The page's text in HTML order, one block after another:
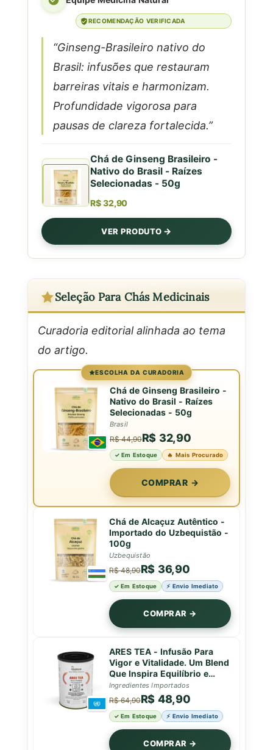
RECOMENDAÇÃO VERIFICADA
“Ginseng-Brasileiro nativo do
Brasil: infusões que restauram
barreiras vitais e harmonizam.
Profundidade vigorosa para
pausas de clareza fortalecida.”
Chá de Ginseng Brasileiro -
Nativo do Brasil - Raízes
Selecionadas - 50g
R$ 32,90
VER PRODUTO
Seleção Para Chás Medicinais
Curadoria editorial alinhada ao tema
do artigo.
ESCOLHA DA CURADORIA
Chá de Ginseng Brasileiro -
Nativo do Brasil - Raízes
Selecionadas - 50g
Brasil
R$ 44,90R$ 32,90
✓ Em Estoque 🔥 Mais Procurado
COMPRAR →
Chá de Alcaçuz Autêntico -
Importado do Uzbequistão -
100g
Uzbequistão
R$ 48,90R$ 36,90
✓ Em Estoque ⚡ Envio Imediato
COMPRAR →
ARES TEA - Infusão Para
Vigor e Vitalidade. Um Blend
Que Inspira Equilíbrio e
Força em Cada Gole - Lata -
50g
Ingredientes Importados
R$ 64,90R$ 48,90
✓ Em Estoque ⚡ Envio Imediato
COMPRAR →